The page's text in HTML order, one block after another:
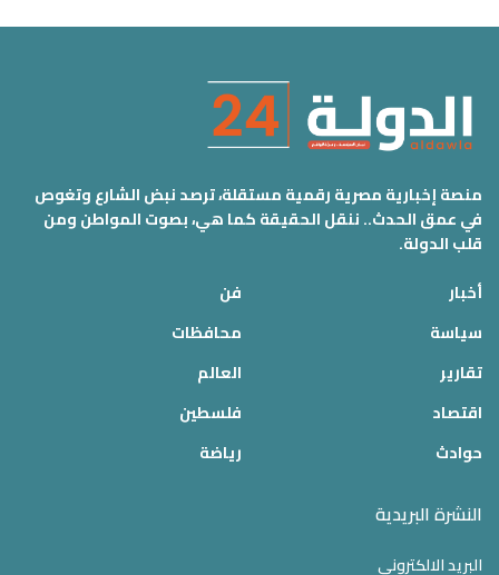
منصة إخبارية مصرية رقمية مستقلة، ترصد نبض الشارع وتغوص
في عمق الحدث.. ننقل الحقيقة كما هي، بصوت المواطن ومن
قلب الدولة.
أخبار
سياسة
تقارير
اقتصاد
حوادث
فن
محافظات
العالم
فلسطين
رياضة
النشرة البريدية
البريد الالكتروني